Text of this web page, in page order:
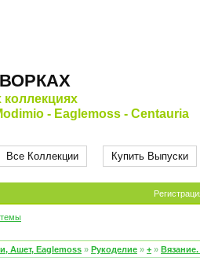
- Eaglemoss - Centauria
Все Коллекции Купить Выпуски
Ашет, Eaglemoss » Рукоделие » + »